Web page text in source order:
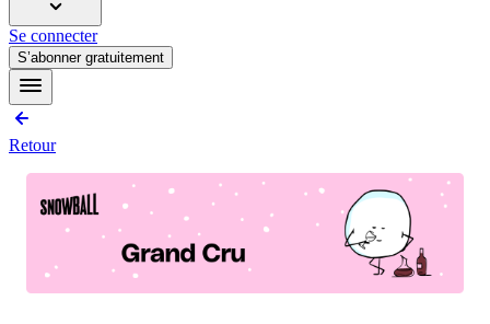
Se connecter
S’abonner gratuitement
Retour